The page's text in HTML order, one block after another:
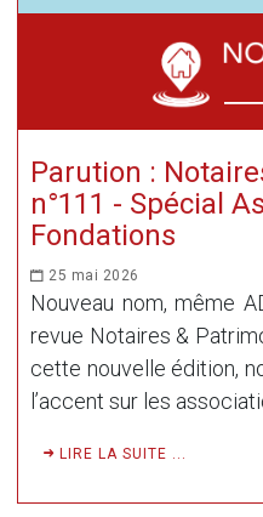
Parution :
n°111 - Spécial
Fondations
25 mai 2026
Nouveau nom, même
revue Notaires &
cette nouvelle édition,
l’accent sur les
LIRE LA SUITE ...